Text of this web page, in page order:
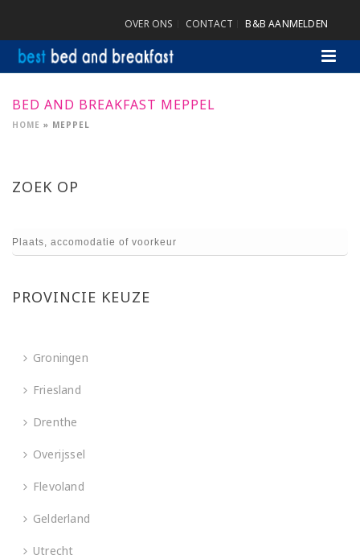
OVER ONS CONTACT B&B AANMELDEN
BED AND BREAKFAST MEPPEL
HOME » MEPPEL
ZOEK OP
PROVINCIE KEUZE
Groningen
Friesland
Drenthe
Overijssel
Flevoland
Gelderland
Utrecht